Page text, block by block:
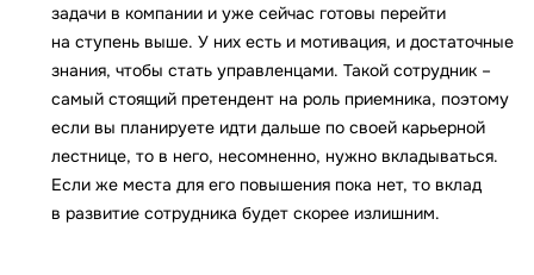
задачи в компании и уже сейчас готовы перейти
на ступень выше. У них есть и мотивация, и достаточные
знания, чтобы стать управленцами. Такой сотрудник –
самый стоящий претендент на роль приемника, поэтому
если вы планируете идти дальше по своей карьерной
лестнице, то в него, несомненно, нужно вкладываться.
Если же места для его повышения пока нет, то вклад
в развитие сотрудника будет скорее излишним.